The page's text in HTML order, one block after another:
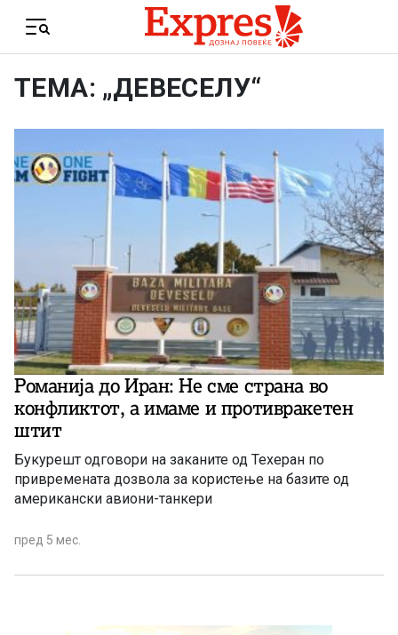
Menu
ТЕМА: „ДЕВЕСЕЛУ“
Романија до Иран: Не сме страна во
конфликтот, а имаме и противракетен
штит
Букурешт одговори на заканите од Техеран по
привремената дозвола за користење на базите од
американски авиони-танкери
пред 5 мес.